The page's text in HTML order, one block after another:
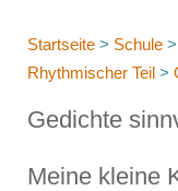
Startseite > Schule >
Rhythmischer Teil >
Gedichte
Meine kleine